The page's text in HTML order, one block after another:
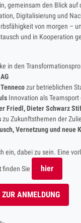
gemeinsam den Blick auf
Digitalisierung und
von morgen –
und in Kooperation
in den
zur betrieblichen
Innovation als Teamsport
Friedl, Dieter Schwarz
zu Zukunftsthemen der
Vernetzung und neue
ein, dabei zu sein. Eine
finden Sie hier
ANMELDUNG